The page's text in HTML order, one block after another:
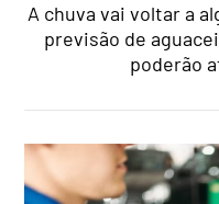
A chuva vai voltar a
previsão de
poderão